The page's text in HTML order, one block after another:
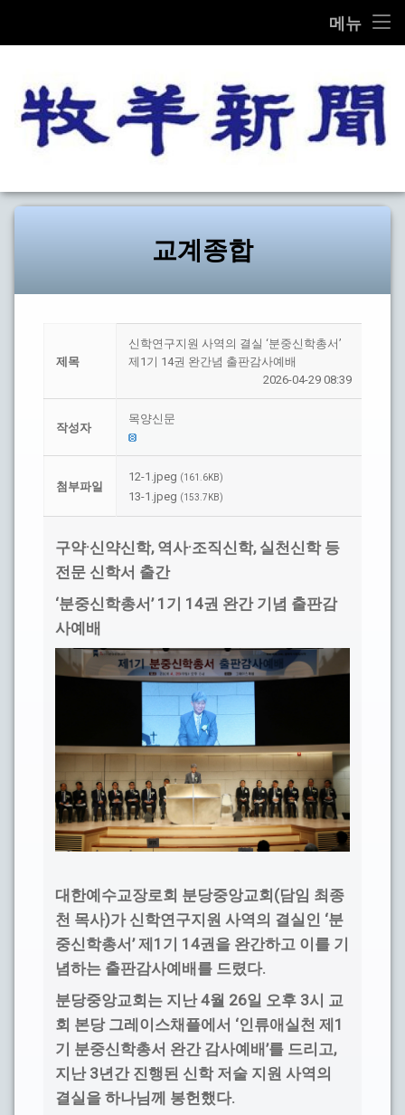
메뉴
교계종합
교단/교회
설교/칼럼
기타
목양
교계종합
제목
신학연구지원 사역의 결실 ‘분중신학총서’
제1기 14권 완간념 출판감사예배
2026-04-29 08:39
작성자
목양신문
첨부파일
12-1.jpeg (161.6KB)
13-1.jpeg (153.7KB)
구약·신약신학, 역사·조직신학, 실천신학 등
전문 신학서 출간
‘분중신학총서 ’ 1 기 14권 완간 기념 출판감
사예배
대한예수교장로회 분당중앙교회 (담임 최종
천 목사)가 신학연구지원 사역의 결실인 ‘분
중신학총서 ’제 1 기 14권을 완간하고 이를 기
념하는 출판감사예배를 드렸다.
분당중앙교회는 지난4월 26일 오후 3시 교
회 본당 그레이스채플에서 ‘인류애실천 제 1
기 분중신학총서 완간 감사예배’를 드리고,
지난 3년간 진행된 신학 저술 지원 사역의
결실을 하나님께 봉헌했다.